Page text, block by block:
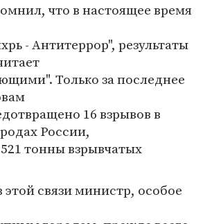
что в настоящее время
- Антитеррор", результаты
Только за последнее
16 взрывов в
России,
тонны взрывчатых
этой связи министр, особое